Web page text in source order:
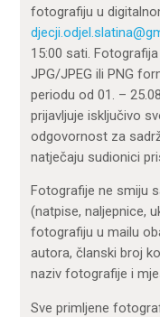
fotografiju u
15:00 sati.
JPG/JPEG ili PNG
periodu od 01. –
prijavljuje isključivo
odgovornost za
natječaju sudionici
Fotografije ne smiju
(natpise, naljepnice,
fotografiju u mailu
autora, članski broj
naziv fotografije i
Sve primljene